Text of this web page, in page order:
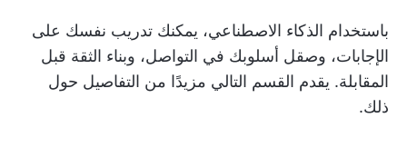
باستخدام الذكاء الاصطناعي، يمكنك تدريب نفسك على
الإجابات، وصقل أسلوبك في التواصل، وبناء الثقة قبل
المقابلة. يقدم القسم التالي مزيدًا من التفاصيل حول
ذلك.